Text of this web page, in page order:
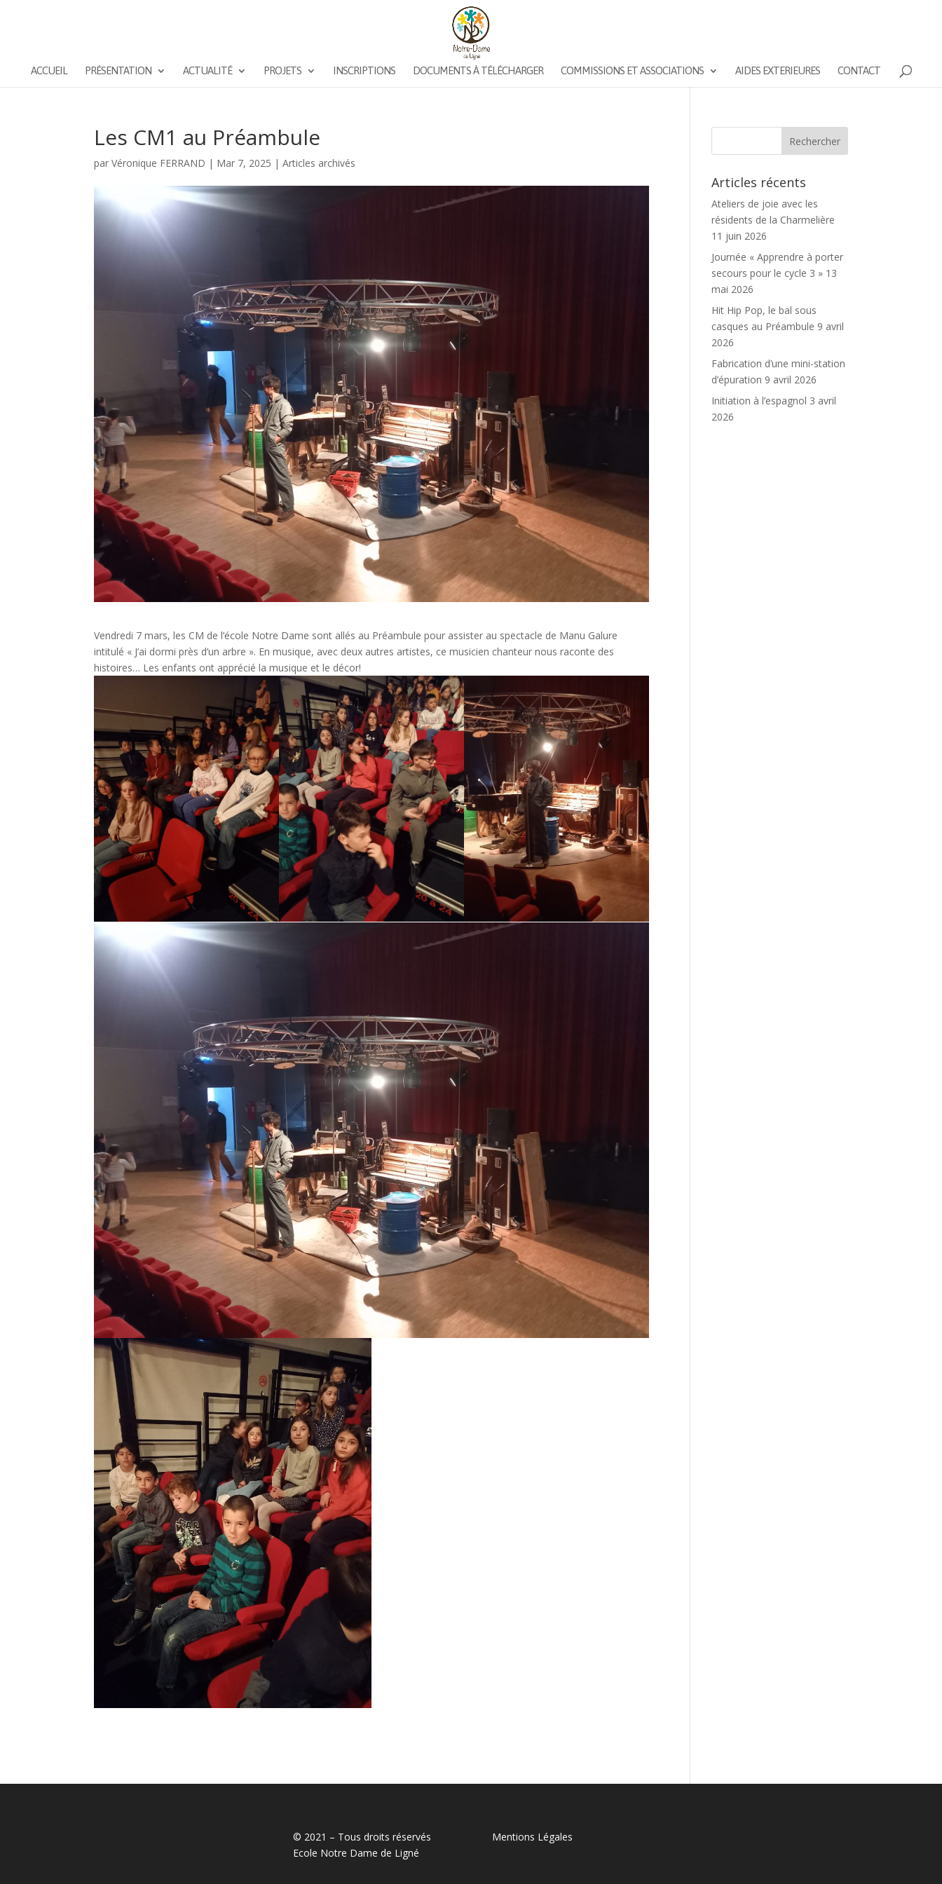
ACCUEIL PRÉSENTATION ACTUALITÉ PROJETS INSCRIPTIONS DOCUMENTS À TÉLÉCHARGER COMMISSIONS ET ASSOCIATIONS AIDES EXTERIEURES CONTACT
Les CM1 au Préambule
parVéronique FERRAND | Mar 7, 2025 |Articles archivés
Vendredi 7 mars, les CM de l’école Notre Dame sont allés au Préambule pour assister au spectacle de Manu Galure
intitulé « J’ai dormi près d’un arbre ». En musique, avec deux autres artistes, ce musicien chanteur nous raconte des
histoires… Les enfants ont apprécié la musique et le décor!
Articles récents
Ateliers de joie avec les
résidents de la Charmelière
11 juin 2026
Journée « Apprendre à porter
secours pour le cycle 3 » 13
mai 2026
Hit Hip Pop, le bal sous
casques au Préambule 9 avril
2026
Fabrication d’une mini-station
d’épuration 9 avril 2026
Initiation à l’espagnol 3 avril
2026
© 2021 – Tous droits réservés
Ecole Notre Dame de Ligné
Mentions Légales